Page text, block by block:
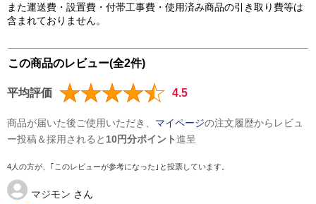
また運送費・設置費・付帯工事費・使用済み商品の引き取り費等は
含まれておりません。
この商品のレビュー(全2件)
平均評価 4.5
商品が届いた後ご使用いただき、 マイページの注文履歴からレビュ
ー投稿＆採用されると 10円分ポイント進呈
4人の方が、｢このレビューが参考になった｣と投票しています。
マジモン さん